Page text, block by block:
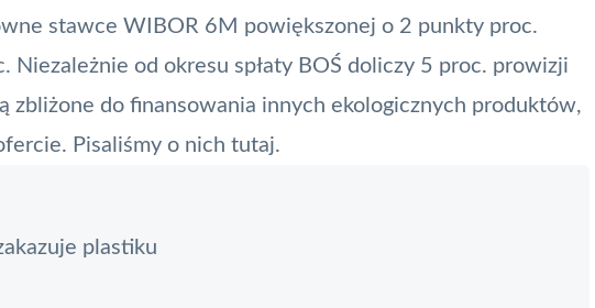
stawce WIBOR 6M powiększonej o 2 punkty proc.
Niezależnie od okresu spłaty BOŚ doliczy 5 proc. prowizji
zbliżone do finansowania innych ekologicznych produktów,
Pisaliśmy o nich tutaj.
plastiku